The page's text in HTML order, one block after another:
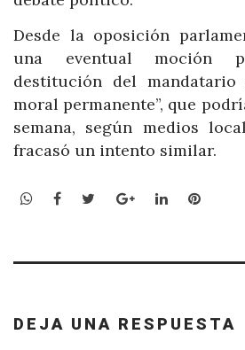
Desde la oposición
una eventual moción
destitución del mandatario
moral permanente”, que
semana, según medios
fracasó un intento similar.
WhatsApp
Facebook
TwitterGoogle+LinkedIn
DEJA UNA RESPUESTA